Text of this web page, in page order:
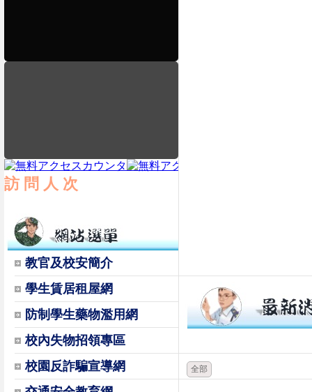
訪 問 人 次
教官及校安簡介
學生賃居租屋網
防制學生藥物濫用網
校內失物招領專區
校園反詐騙宣導網
全部